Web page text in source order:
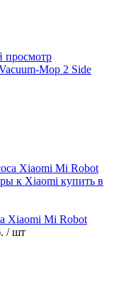
просмотр
Mop 2 Side
Xiaomi Mi Robot
/ шт